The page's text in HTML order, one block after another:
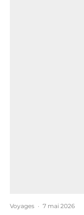
Voyages · 7 mai 2026